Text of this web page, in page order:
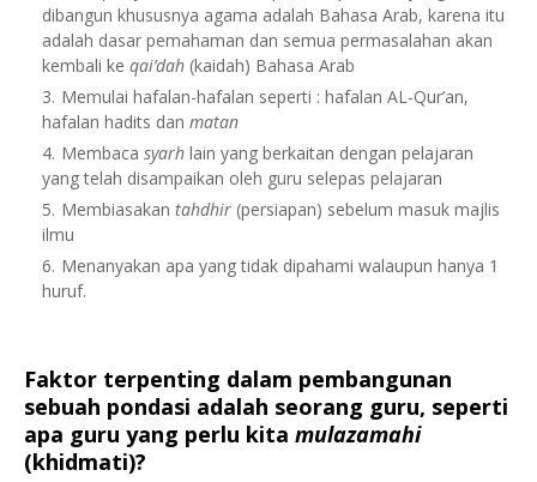
dibangun khususnya agama adalah Bahasa Arab, karena itu
adalah dasar pemahaman dan semua permasalahan akan
kembali ke qai’dah (kaidah) Bahasa Arab
Memulai hafalan-hafalan seperti : hafalan AL-Qur’an,
hafalan hadits dan matan
Membaca syarh lain yang berkaitan dengan pelajaran
yang telah disampaikan oleh guru selepas pelajaran
Membiasakan tahdhir (persiapan) sebelum masuk majlis
ilmu
Menanyakan apa yang tidak dipahami walaupun hanya 1
huruf.
Faktor terpenting dalam pembangunan
sebuah pondasi adalah seorang guru, seperti
apa guru yang perlu kita mulazamahi
(khidmati)?